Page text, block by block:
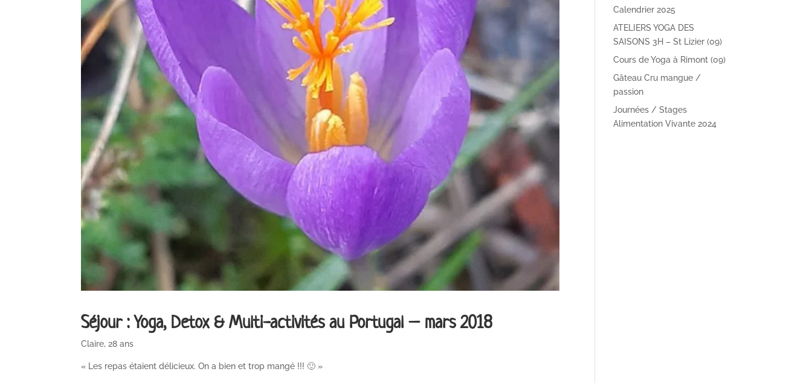
Séjour : Yoga, Detox & Multi-activités au Portugal – mars 2018
Claire, 28 ans
« Les repas étaient délicieux. On a bien et trop mangé !!! 🙂 »
Calendrier 2025
ATELIERS YOGA DES
SAISONS 3H – St Lizier (09)
Cours de Yoga à Rimont (09)
Gâteau Cru mangue /
passion
Journées / Stages
Alimentation Vivante 2024